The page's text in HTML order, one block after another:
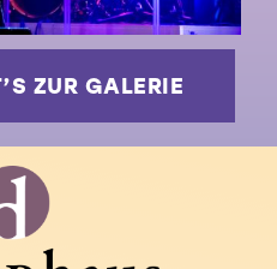
ZUR GALERIE